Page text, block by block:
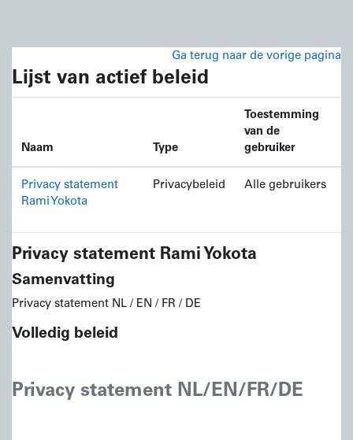
Ga terug naar de vorige pagina
Lijst van actief beleid
Naam Type
Toestemming
van de
gebruiker
Privacy statement
Rami Yokota
Privacybeleid Alle gebruikers
Privacy statement Rami Yokota
Samenvatting
Privacy statement NL / EN / FR / DE
Volledig beleid
Privacy statement NL/EN/FR/DE